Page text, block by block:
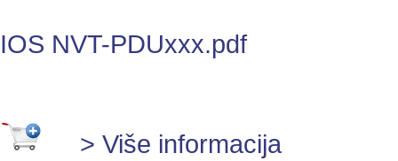
IOS NVT-PDUxxx.pdf
> Više informacija